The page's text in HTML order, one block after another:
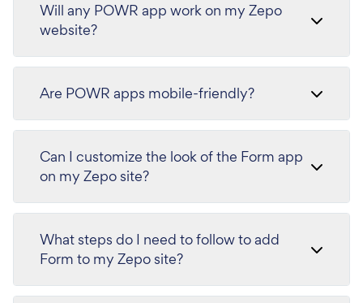
Will any POWR app work on my Zepo
website?
Are POWR apps mobile-friendly?
Can I customize the look of the Form app
on my Zepo site?
What steps do I need to follow to add
Form to my Zepo site?